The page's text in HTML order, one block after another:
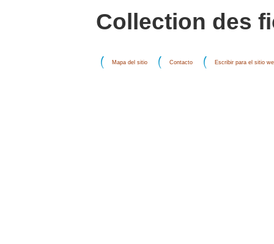
Collection des
Mapa del sitio Contacto Escribir para el sitio